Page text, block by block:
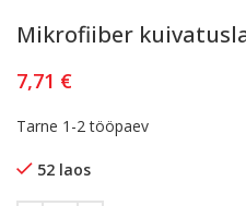
Mikrofiiber
7,71 €
Tarne 1-2 tööpaev
52 laos